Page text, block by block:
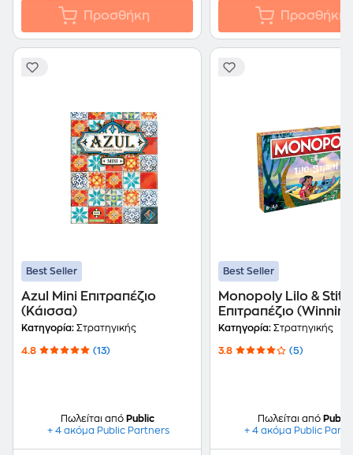
Προσθήκη Προσθήκη
Best Seller
Azul Mini Επιτραπέζιο
(Κάισσα)
Κατηγορία: Στρατηγικής
4.8 (13)
Πωλείται από Public
+ 4 ακόμα Public Partners
Best Seller
Monopoly Lilo &
Επιτραπέζιο (Winning
Moves)
Κατηγορία: Στρατηγικής
3.8 (5)
Πωλείται από Public
+ 4 ακόμα Public